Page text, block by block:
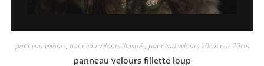
panneau velours, panneau velours illustrés, panneau velours 20cm par 20cm
panneau velours fillette loup